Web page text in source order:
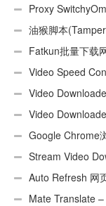
Proxy
油猴脚本
用Android）
Fatkun批量下载
Video Speed
Video
Video
Google Chrome
Stream Video
Auto Refresh 网
Mate Translate –